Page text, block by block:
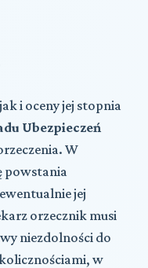
i oceny jej stopnia
Ubezpieczeń
W
powstania
jej
orzecznik musi
niezdolności do
w